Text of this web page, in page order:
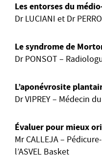
Les entorses du
Dr LUCIANI et Dr
Le syndrome de
Dr PONSOT –
L’aponévrosite
Dr VIPREY – Médecin
Évaluer pour mieux
Mr CALLEJA –
l’ASVEL Basket